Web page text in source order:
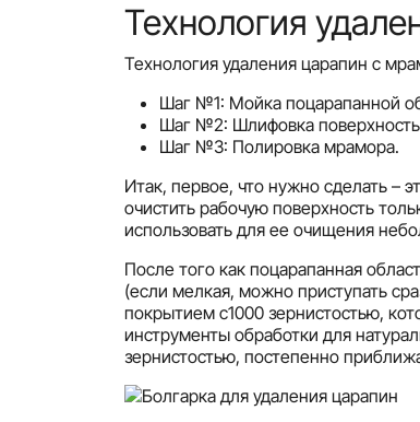
Технология
Технология удаления царапин с
Шаг №1: Мойка поцарапанной
Шаг №2: Шлифовка поверхность
Шаг №3: Полировка мрамора.
Итак, первое, что нужно сделать –
очистить рабочую поверхность
использовать для ее очищения
После того как поцарапанная
(если мелкая, можно приступать
покрытием с1000 зернистостью,
инструменты обработки для
зернистостью, постепенно